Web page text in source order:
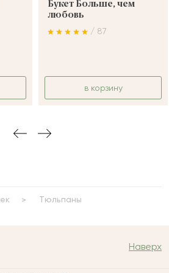
Букет Больше, чем
любовь
/ 87
в корзину
Тюльпаны
Наверх